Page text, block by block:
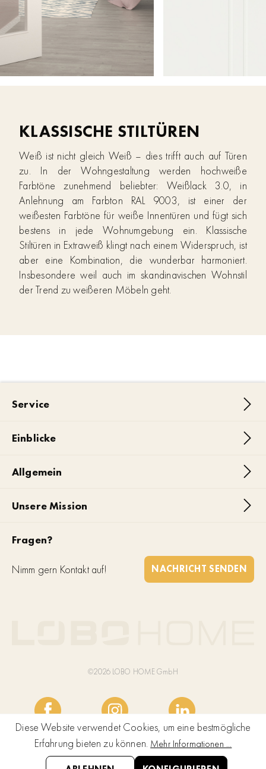
KLASSISCHE STILTÜREN
Weiß ist nicht gleich Weiß – dies trifft auch auf Türen
zu. In der Wohngestaltung werden hochweiße
Farbtöne zunehmend beliebter: Weißlack 3.0, in
Anlehnung am Farbton RAL 9003, ist einer der
weißesten Farbtöne für weiße Innentüren und fügt sich
bestens in jede Wohnumgebung ein. Klassische
Stiltüren in Extraweiß klingt nach einem Widerspruch, ist
aber eine Kombination, die wunderbar harmoniert.
Insbesondere weil auch im skandinavischen Wohnstil
der Trend zu weißeren Möbeln geht.
Service
Einblicke
Allgemein
Unsere Mission
Fragen?
Nimm gern Kontakt auf! NACHRICHT SENDEN
©2026 LOBO HOME GmbH
Diese Website verwendet Cookies, um eine bestmögliche
Erfahrung bieten zu können. Mehr Informationen ...